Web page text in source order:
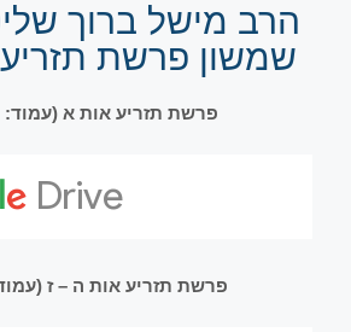
הרב מישל ברוך
שמשון פרשת
פרשת תזריע אות א
פרשת תזריע אות ה – ז